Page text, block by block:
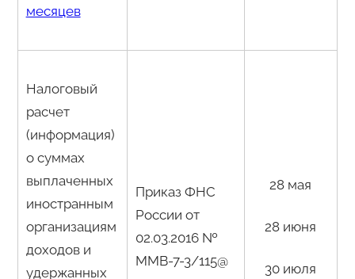
месяцев
Налоговый
расчет
(информация)
о суммах
выплаченных
иностранным
организациям
доходов и
удержанных
Приказ ФНС
России от
02.03.2016 №
ММВ-7-3/115@
28 мая
28 июня
30 июля